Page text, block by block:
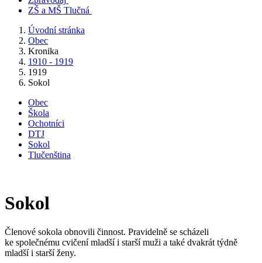
ZŠ a MŠ Tlučná
Úvodní stránka
Obec
Kronika
1910 - 1919
1919
Sokol
Obec
Škola
Ochotníci
DTJ
Sokol
Tlučenština
Sokol
Členové sokola obnovili činnost. Pravidelně se scházeli
ke společnému cvičení mladší i starší muži a také dvakrát týdně
mladší i starší ženy.